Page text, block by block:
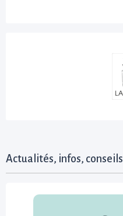
Actualités, infos, conseils